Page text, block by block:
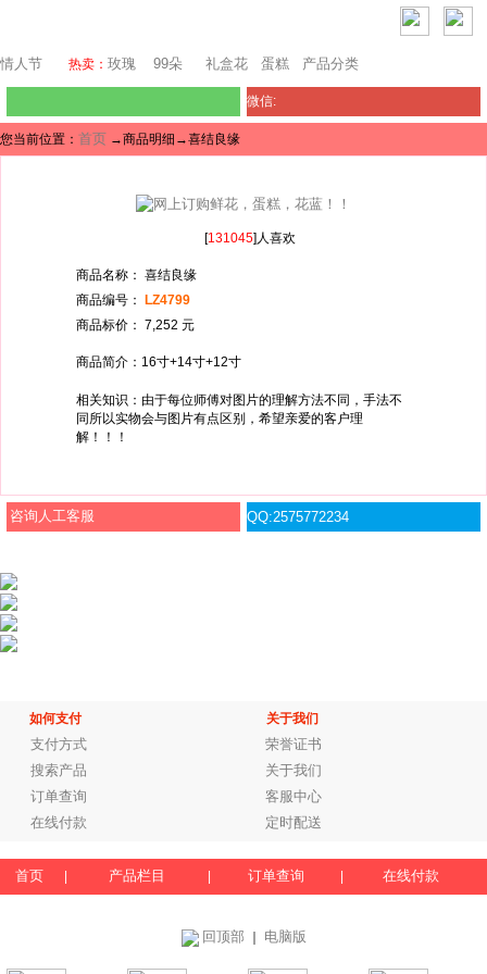
情人节 热卖： 玫瑰 99朵 礼盒花 蛋糕 产品分类
微信:
您当前位置： 首页 →商品明细→喜结良缘
[131045]人喜欢
商品名称： 喜结良缘
商品编号：
LZ4799
商品标价： 7,252 元
商品简介：16寸+14寸+12寸
相关知识：由于每位师傅对图片的理解方法不同，手法不
同所以实物会与图片有点区别，希望亲爱的客户理
解！！！
咨询人工客服 QQ:2575772234
如何支付 关于我们
支付方式
荣誉证书
搜索产品
关于我们
订单查询
客服中心
在线付款
定时配送
首页 产品栏目 订单查询 在线付款
回顶部 电脑版